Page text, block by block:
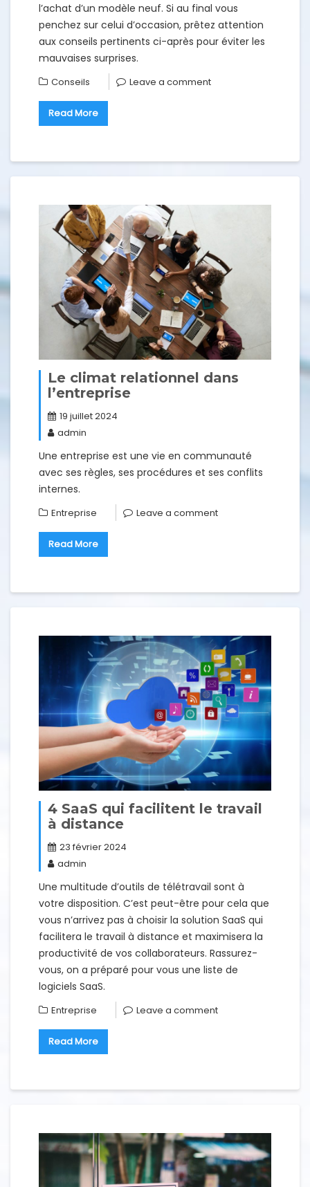
l’achat d’un modèle neuf. Si au final vous
penchez sur celui d’occasion, prêtez attention
aux conseils pertinents ci-après pour éviter les
mauvaises surprises.
Conseils Leave a comment
Read More
Le climat relationnel dans
l’entreprise
19 juillet 2024
admin
Une entreprise est une vie en communauté
avec ses règles, ses procédures et ses conflits
internes.
Entreprise Leave a comment
Read More
4 SaaS qui facilitent le travail
à distance
23 février 2024
admin
Une multitude d’outils de télétravail sont à
votre disposition. C’est peut-être pour cela que
vous n’arrivez pas à choisir la solution SaaS qui
facilitera le travail à distance et maximisera la
productivité de vos collaborateurs. Rassurez-
vous, on a préparé pour vous une liste de
logiciels SaaS.
Entreprise Leave a comment
Read More